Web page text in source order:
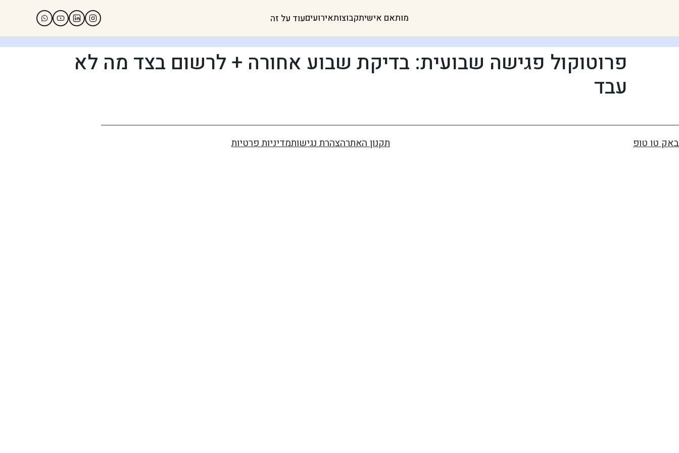
מותאם אישיתקבוצותאירועיםעוד על זה
פרוטוקול פגישה שבועית: בדיקת שבוע אחורה + לרשום בצד מה לא
עבד
באק טו טופ תקנון האתרהצהרת נגישותמדיניות פרטיות